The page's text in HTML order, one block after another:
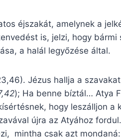
éjszakát, amelynek a
is, jelzi, hogy
a halál legyőzése által.
Jézus hallja a
); Ha benne bíztál… Atya
hogy leszálljon a
újra az Atyához
mintha csak azt